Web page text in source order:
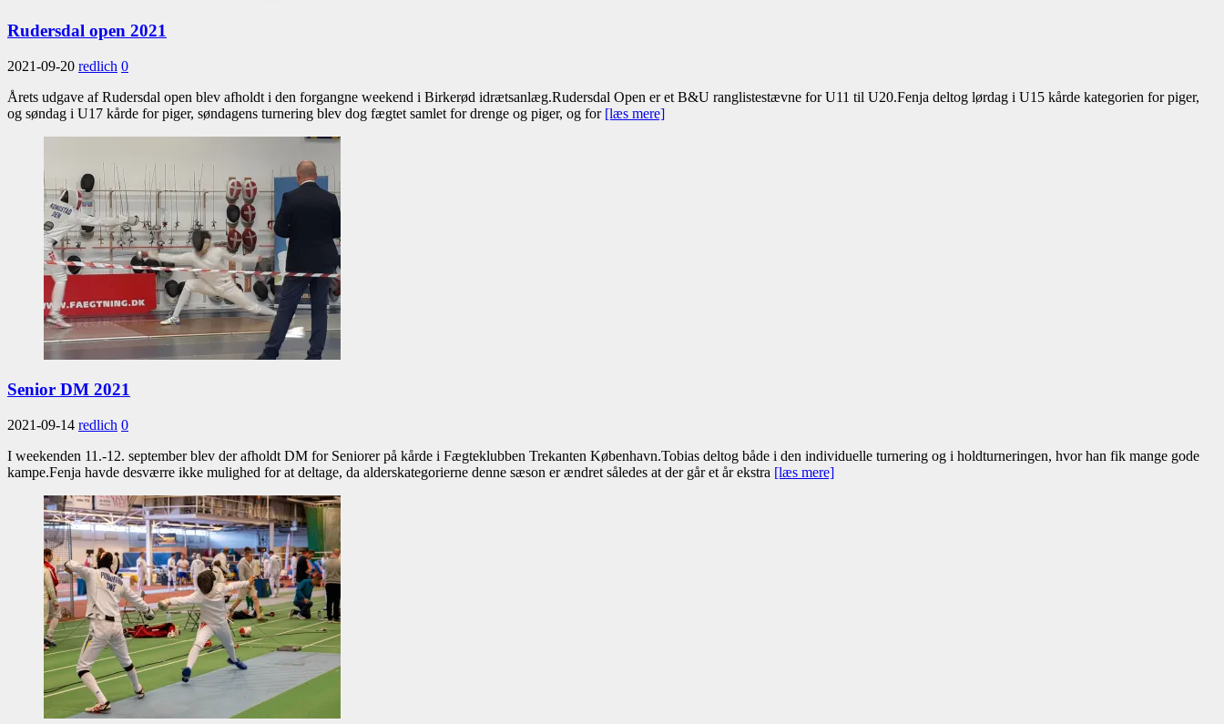
Rudersdal open 2021
2021-09-20 redlich 0
Årets udgave af Rudersdal open blev afholdt i den forgangne weekend i Birkerød idrætsanlæg.Rudersdal Open er et B&U ranglistestævne for U11 til U20.Fenja deltog lørdag i U15 kårde kategorien for piger,
og søndag i U17 kårde for piger, søndagens turnering blev dog fægtet samlet for drenge og piger, og for [læs mere]
Senior DM 2021
2021-09-14 redlich 0
I weekenden 11.-12. september blev der afholdt DM for Seniorer på kårde i Fægteklubben Trekanten København.Tobias deltog både i den individuelle turnering og i holdturneringen, hvor han fik mange gode
kampe.Fenja havde desværre ikke mulighed for at deltage, da alderskategorierne denne sæson er ændret således at der går et år ekstra [læs mere]